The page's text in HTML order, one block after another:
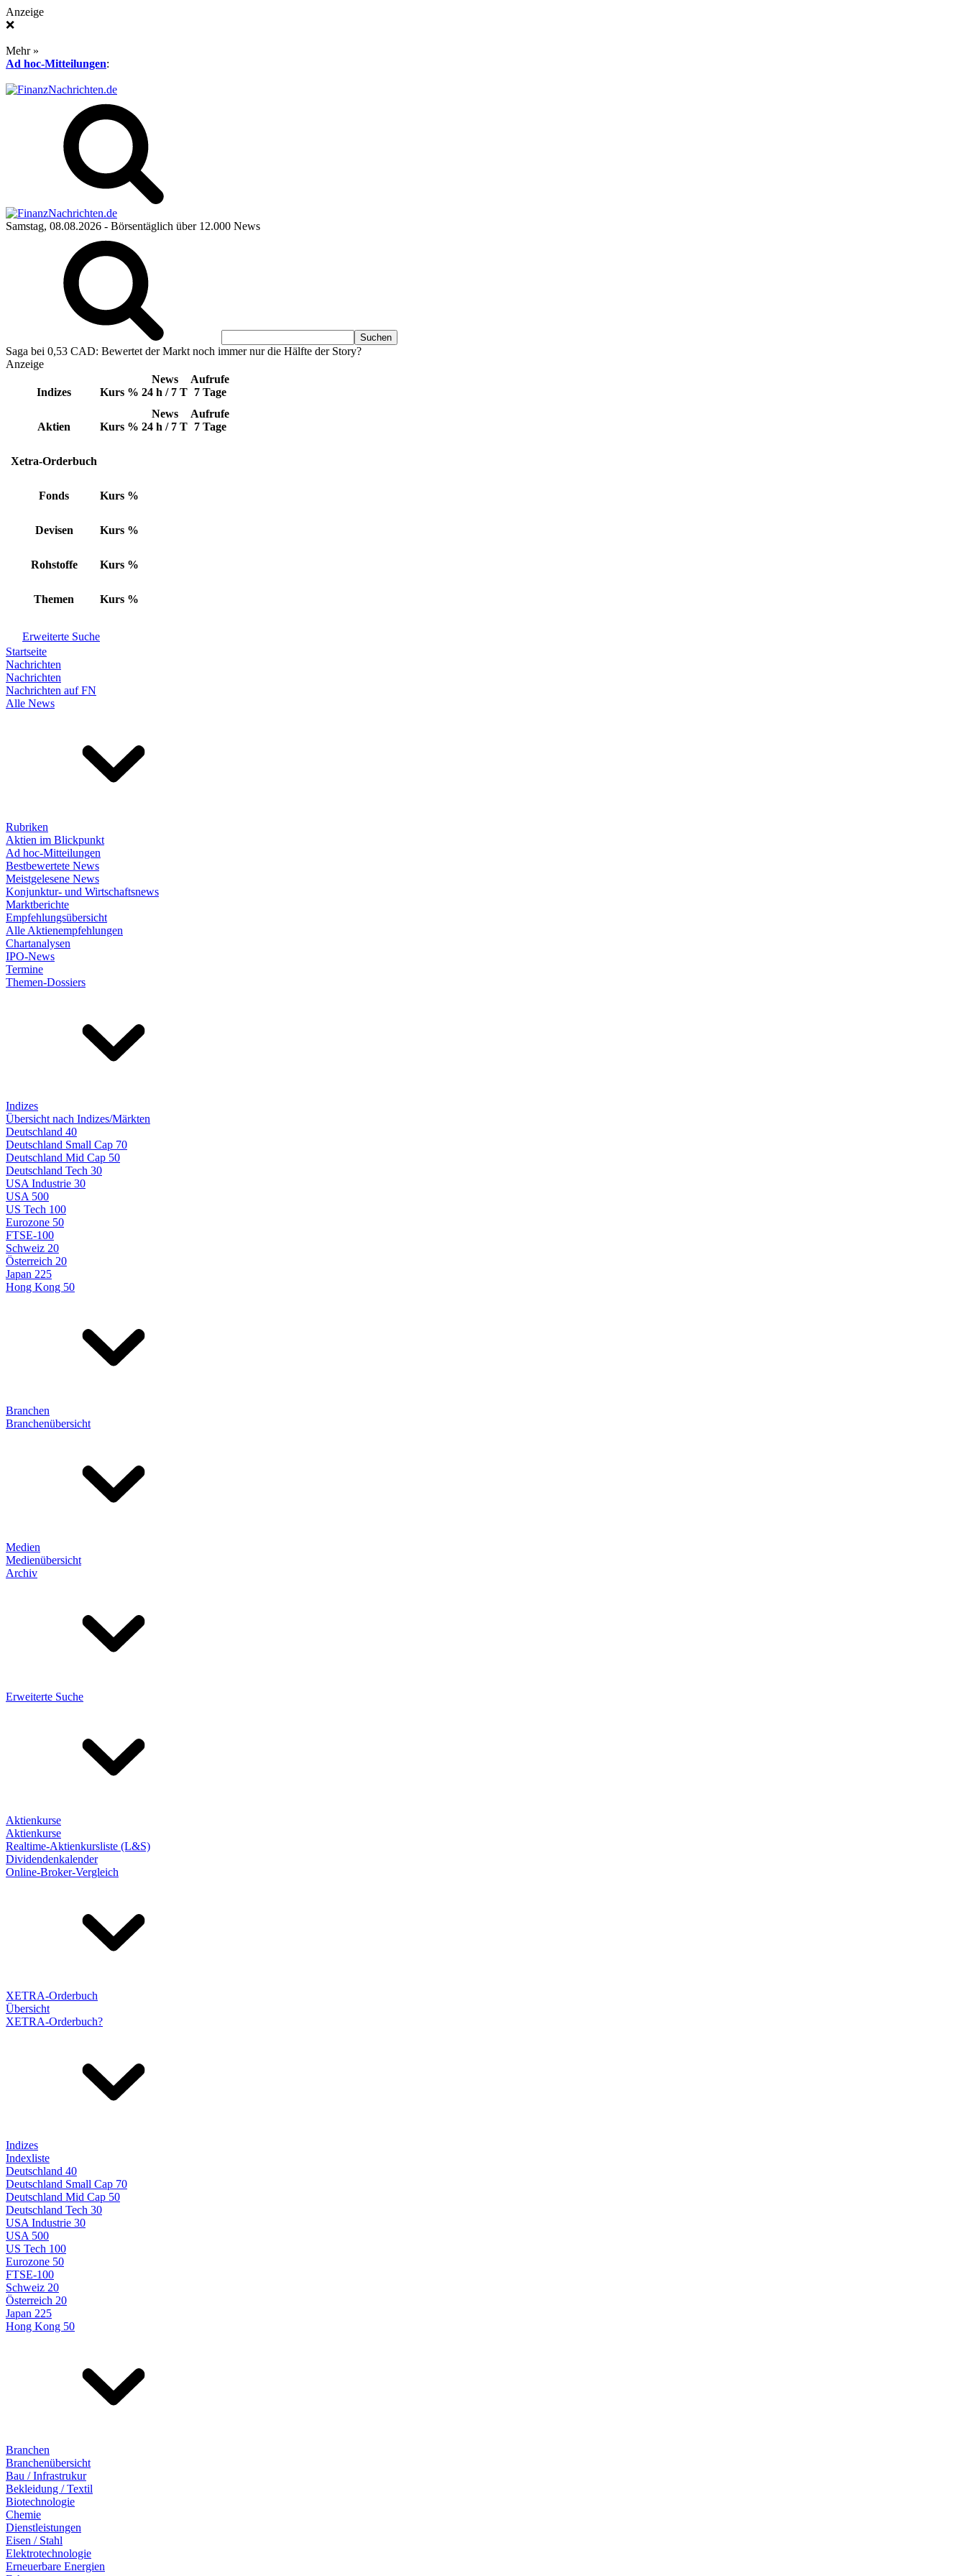
Anzeige
❌
Mehr »
Ad hoc-Mitteilungen:
Samstag, 08.08.2026 - Börsentäglich über 12.000 News
Saga bei 0,53 CAD: Bewertet der Markt noch immer nur die Hälfte der Story?
Anzeige
Indizes Kurs %
News
24 h / 7 T
Aufrufe
7 Tage
Aktien Kurs %
News
24 h / 7 T
Aufrufe
7 Tage
Xetra-Orderbuch
Fonds Kurs %
Devisen Kurs %
Rohstoffe Kurs %
Themen Kurs %
Erweiterte Suche
Startseite
Nachrichten
Nachrichten
Nachrichten auf FN
Alle News
Rubriken
Aktien im Blickpunkt
Ad hoc-Mitteilungen
Bestbewertete News
Meistgelesene News
Konjunktur- und Wirtschaftsnews
Marktberichte
Empfehlungsübersicht
Alle Aktienempfehlungen
Chartanalysen
IPO-News
Termine
Themen-Dossiers
Indizes
Übersicht nach Indizes/Märkten
Deutschland 40
Deutschland Small Cap 70
Deutschland Mid Cap 50
Deutschland Tech 30
USA Industrie 30
USA 500
US Tech 100
Eurozone 50
FTSE-100
Schweiz 20
Österreich 20
Japan 225
Hong Kong 50
Branchen
Branchenübersicht
Medien
Medienübersicht
Archiv
Erweiterte Suche
Aktienkurse
Aktienkurse
Realtime-Aktienkursliste (L&S)
Dividendenkalender
Online-Broker-Vergleich
XETRA-Orderbuch
Übersicht
XETRA-Orderbuch?
Indizes
Indexliste
Deutschland 40
Deutschland Small Cap 70
Deutschland Mid Cap 50
Deutschland Tech 30
USA Industrie 30
USA 500
US Tech 100
Eurozone 50
FTSE-100
Schweiz 20
Österreich 20
Japan 225
Hong Kong 50
Branchen
Branchenübersicht
Bau / Infrastrukur
Bekleidung / Textil
Biotechnologie
Chemie
Dienstleistungen
Eisen / Stahl
Elektrotechnologie
Erneuerbare Energien